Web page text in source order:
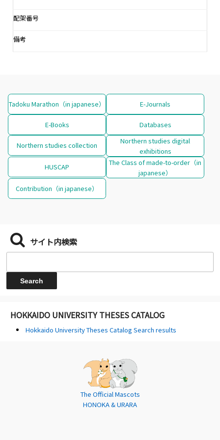
配架番号
備考
Tadoku Marathon（in japanese） E-Journals
E-Books Databases
Northern studies collection
Northern studies digital
exhibitions
HUSCAP
The Class of made-to-order（in
japanese）
Contribution（in japanese）
サイト内検索
HOKKAIDO UNIVERSITY THESES CATALOG
Hokkaido University Theses Catalog Search results
The Official Mascots
HONOKA & URARA